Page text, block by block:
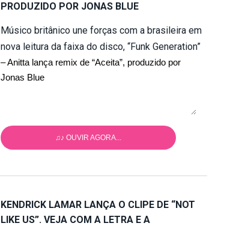
PRODUZIDO POR JONAS BLUE
Músico britânico une forças com a brasileira em
nova leitura da faixa do disco, “Funk Generation”
– Anitta lança remix de “Aceita”, produzido por
Jonas Blue
♫♪ OUVIR AGORA...
KENDRICK LAMAR LANÇA O CLIPE DE “NOT
LIKE US”. VEJA COM A LETRA E A